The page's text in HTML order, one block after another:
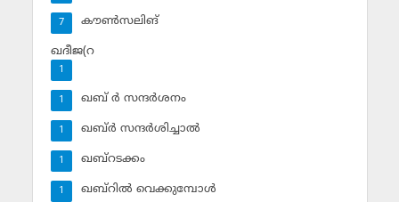
കൗണ്‍സലിങ്‌
7
ഖദീജ(റ
1
ഖബ് ര്‍ സന്ദര്‍ശനം
1
ഖബ്ര്‍ സന്ദര്‍ശിച്ചാല്‍
1
ഖബ്‌റടക്കം
1
ഖബ്‌റില്‍ വെക്കുമ്പോള്‍
1